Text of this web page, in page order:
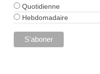
Quotidienne
Hebdomadaire